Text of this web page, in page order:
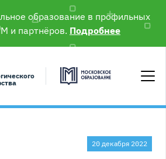
образование в профильных
и партнёров. Подробнее
20 декабря 2022